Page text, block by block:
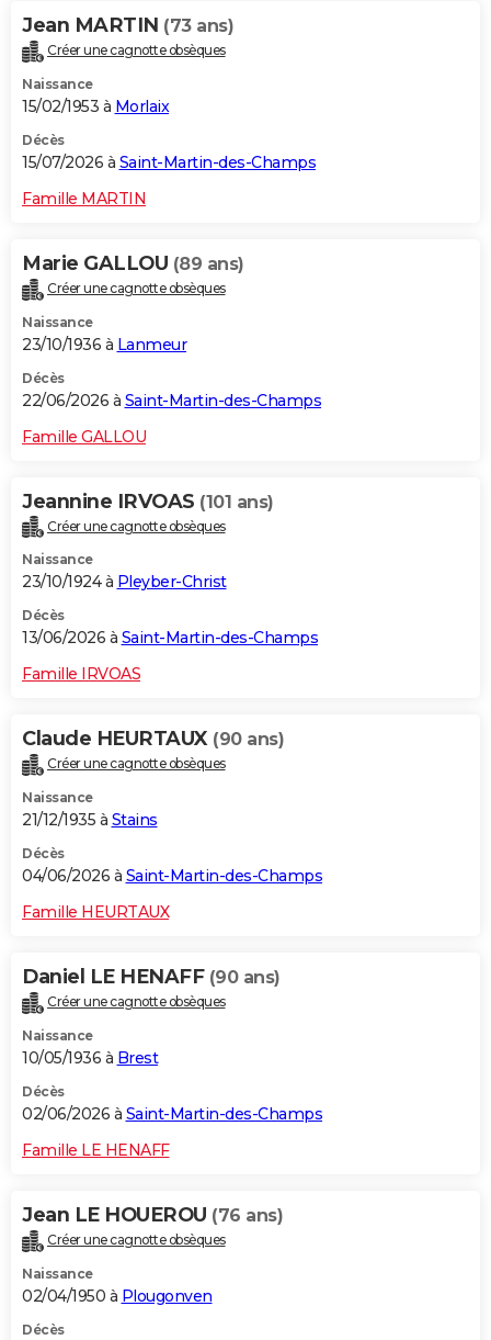
Jean MARTIN (73 ans)
Créer une cagnotte obsèques
Naissance
15/02/1953 à Morlaix
Décès
15/07/2026 à Saint-Martin-des-Champs
Famille MARTIN
Marie GALLOU (89 ans)
Créer une cagnotte obsèques
Naissance
23/10/1936 à Lanmeur
Décès
22/06/2026 à Saint-Martin-des-Champs
Famille GALLOU
Jeannine IRVOAS (101 ans)
Créer une cagnotte obsèques
Naissance
23/10/1924 à Pleyber-Christ
Décès
13/06/2026 à Saint-Martin-des-Champs
Famille IRVOAS
Claude HEURTAUX (90 ans)
Créer une cagnotte obsèques
Naissance
21/12/1935 à Stains
Décès
04/06/2026 à Saint-Martin-des-Champs
Famille HEURTAUX
Daniel LE HENAFF (90 ans)
Créer une cagnotte obsèques
Naissance
10/05/1936 à Brest
Décès
02/06/2026 à Saint-Martin-des-Champs
Famille LE HENAFF
Jean LE HOUEROU (76 ans)
Créer une cagnotte obsèques
Naissance
02/04/1950 à Plougonven
Décès